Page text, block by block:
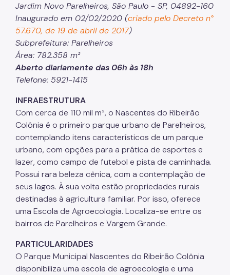
Planejamento Ambiental
Patrimônio Ambiental
Projetos Urbanos
Informações Ambientais
Licenciamento Ambiental
Licenciamento Ambiental Industrial
Licenciamento Ambiental Não-Industrial
Heliponto
Áreas Contaminadas
Estudos Ambientais
Produtos Perigosos
TCA - Termo de Compromisso Ambiental
Jardim Novo Parelheiros, São Paulo - SP, 04892-160
Inaugurado em 02/02/2020 (criado pelo Decreto n°
57.670, de 19 de abril de 2017)
Subprefeitura: Parelheiros
Área: 782.358 m²
Aberto diariamente das 06h às 18h
Telefone: 5921-1415
INFRAESTRUTURA
Com cerca de 110 mil m², o Nascentes do Ribeirão
Colônia é o primeiro parque urbano de Parelheiros,
contemplando itens característicos de um parque
urbano, com opções para a prática de esportes e
lazer, como campo de futebol e pista de caminhada.
Possui rara beleza cênica, com a contemplação de
seus lagos. À sua volta estão propriedades rurais
destinadas à agricultura familiar. Por isso, oferece
uma Escola de Agroecologia. Localiza-se entre os
bairros de Parelheiros e Vargem Grande.
PARTICULARIDADES
O Parque Municipal Nascentes do Ribeirão Colônia
disponibiliza uma escola de agroecologia e uma